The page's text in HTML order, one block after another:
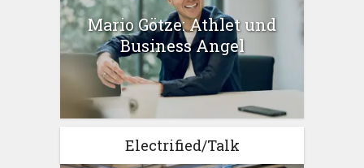
Mario Götze: Athlet und
Business Angel
Electrified/Talk